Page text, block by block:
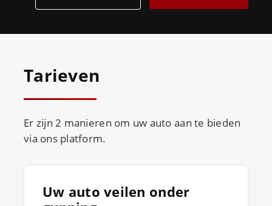
Tarieven
Er zijn 2 manieren om uw auto aan te bieden
via ons platform.
Uw auto veilen onder